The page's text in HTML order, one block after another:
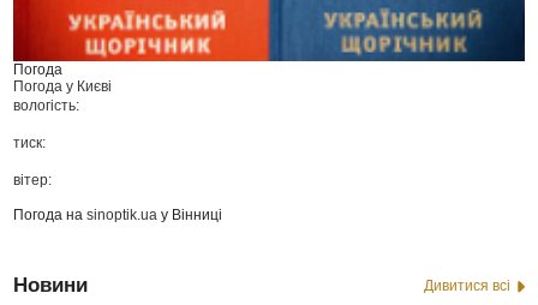
Погода
Погода у Києві
вологість:
тиск:
вітер:
Погода наsinoptik.ua у Вінниці
Новини Дивитися всі